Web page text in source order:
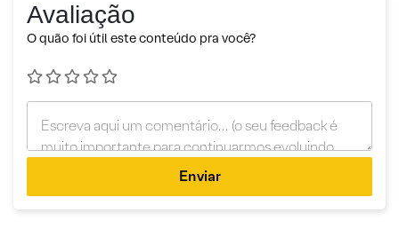
Avaliação
O quão foi útil este conteúdo pra você?
Enviar